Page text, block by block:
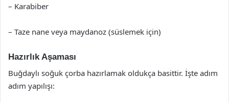
– Karabiber
– Taze nane veya maydanoz (süslemek için)
Hazırlık Aşaması
Buğdaylı soğuk çorba hazırlamak oldukça basittir. İşte adım
adım yapılışı: